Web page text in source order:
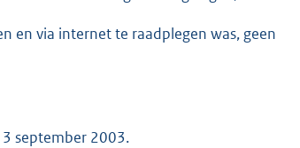
en via internet te raadplegen was, geen
september 2003.